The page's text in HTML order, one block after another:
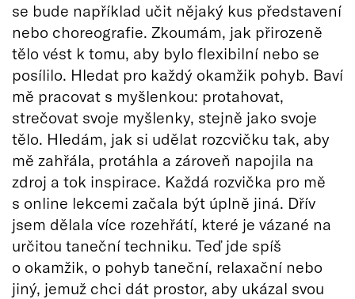
se bude například učit nějaký kus představení
nebo choreografie. Zkoumám, jak přirozeně
tělo vést k tomu, aby bylo flexibilní nebo se
posílilo. Hledat pro každý okamžik pohyb. Baví
mě pracovat s myšlenkou: protahovat,
strečovat svoje myšlenky, stejně jako svoje
tělo. Hledám, jak si udělat rozcvičku tak, aby
mě zahřála, protáhla a zároveň napojila na
zdroj a tok inspirace. Každá rozvička pro mě
s online lekcemi začala být úplně jiná. Dřív
jsem dělala více rozehřátí, které je vázané na
určitou taneční techniku. Teď jde spíš
o okamžik, o pohyb taneční, relaxační nebo
jiný, jemuž chci dát prostor, aby ukázal svou